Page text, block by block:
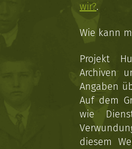
wir?.
Wie kann
Projekt
Archiven
Angaben
Auf dem
wie
diesem